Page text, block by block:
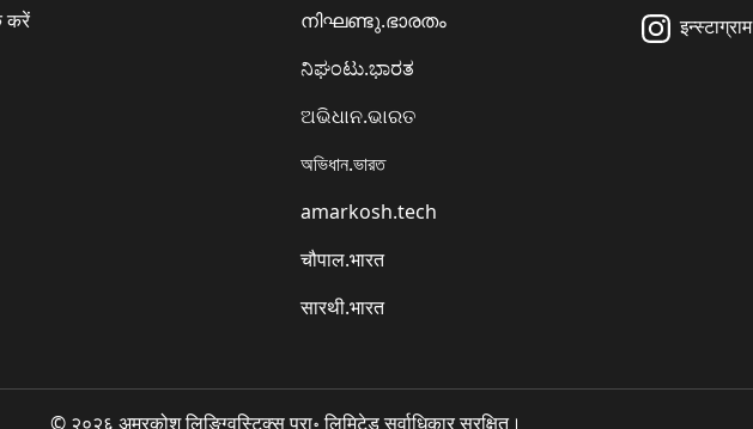
करें
നിഘണ്ടു.ഭാരതം
ನಿಘಂಟು.ಭಾರತ
ଅଭିଧାନ.ଭାରତ
অভিধান.ভারত
amarkosh.tech
चौपाल.भारत
सारथी.भारत
इन्स्टाग्राम
© २०२६ अमरकोश लिङ्ग्विस्टिक्स प्रा॰ लिमिटेड सर्वाधिकार सुरक्षित।